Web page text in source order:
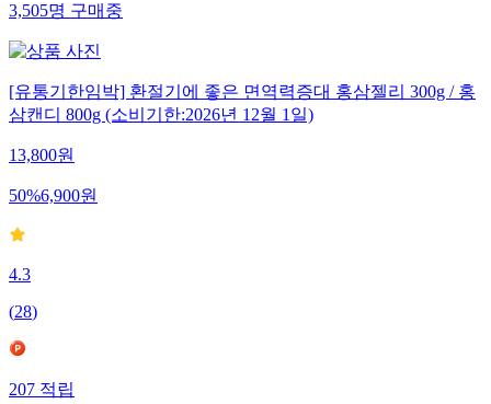
3,505명 구매중
[유통기한임박] 환절기에 좋은 면역력증대 홍삼젤리 300g / 홍
삼캔디 800g (소비기한:2026년 12월 1일)
13,800원
50%6,900원
4.3
(28)
207 적립